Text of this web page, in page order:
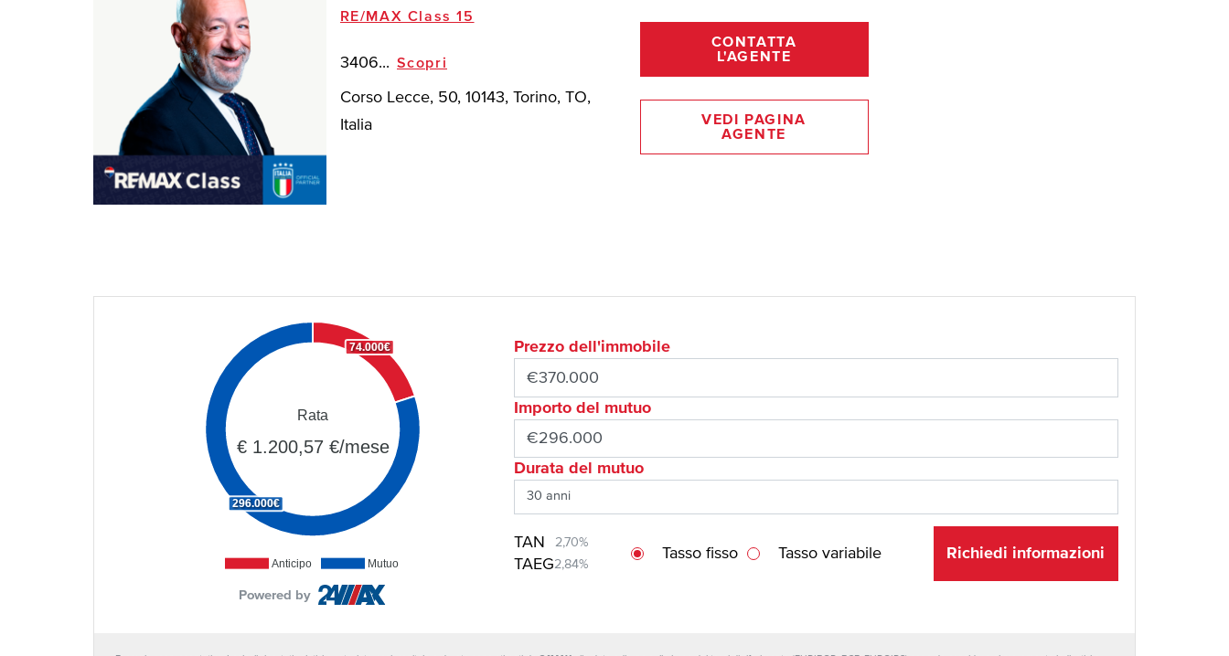
RE/MAX Class 15
3406... Scopri
Corso Lecce, 50, 10143, Torino, TO,
Italia
CONTATTA
L'AGENTE
VEDI PAGINA
AGENTE
Anticipo Mutuo
74.000€
296.000€
Rata
€ 1.200,57 €/mese
Powered by
Prezzo dell'immobile
Importo del mutuo
Durata del mutuo
TAN 2,70%
TAEG2,84%
Tasso fisso Tasso variabile Richiedi informazioni